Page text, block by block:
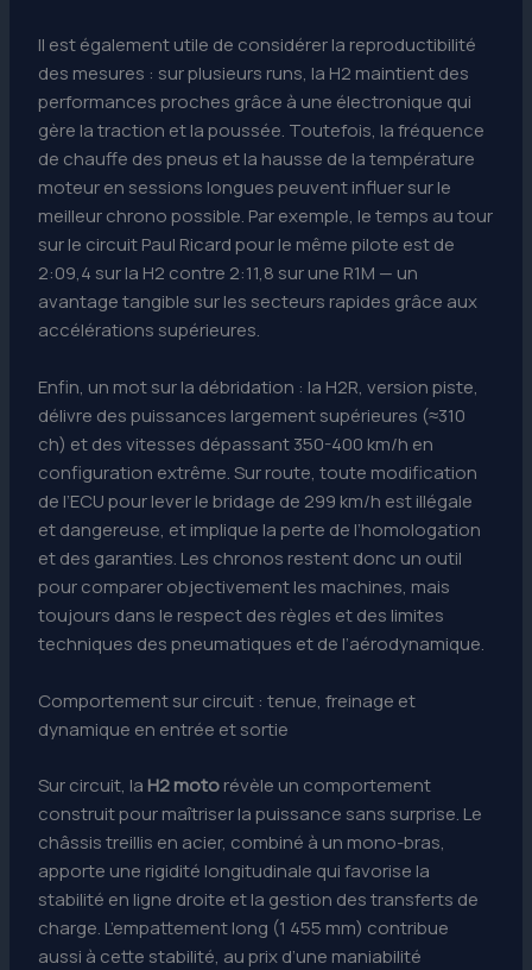
Il est également utile de considérer la reproductibilité
des mesures : sur plusieurs runs, la H2 maintient des
performances proches grâce à une électronique qui
gère la traction et la poussée. Toutefois, la fréquence
de chauffe des pneus et la hausse de la température
moteur en sessions longues peuvent influer sur le
meilleur chrono possible. Par exemple, le temps au tour
sur le circuit Paul Ricard pour le même pilote est de
2:09,4 sur la H2 contre 2:11,8 sur une R1M — un
avantage tangible sur les secteurs rapides grâce aux
accélérations supérieures.
Enfin, un mot sur la débridation : la H2R, version piste,
délivre des puissances largement supérieures (≈310
ch) et des vitesses dépassant 350-400 km/h en
configuration extrême. Sur route, toute modification
de l’ECU pour lever le bridage de 299 km/h est illégale
et dangereuse, et implique la perte de l’homologation
et des garanties. Les chronos restent donc un outil
pour comparer objectivement les machines, mais
toujours dans le respect des règles et des limites
techniques des pneumatiques et de l’aérodynamique.
Comportement sur circuit : tenue, freinage et
dynamique en entrée et sortie
Sur circuit, la H2 motorévèle un comportement
construit pour maîtriser la puissance sans surprise. Le
châssis treillis en acier, combiné à un mono-bras,
apporte une rigidité longitudinale qui favorise la
stabilité en ligne droite et la gestion des transferts de
charge. L’empattement long (1 455 mm) contribue
aussi à cette stabilité, au prix d’une maniabilité